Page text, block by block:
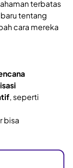
terbatas
tentang
cara mereka
, seperti
bisa